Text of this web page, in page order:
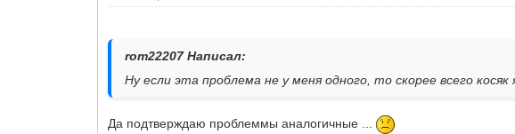
rom22207 Написал:
Ну если эта проблема не у меня одного, то скорее всего
Да подтверждаю проблеммы аналогичные ...